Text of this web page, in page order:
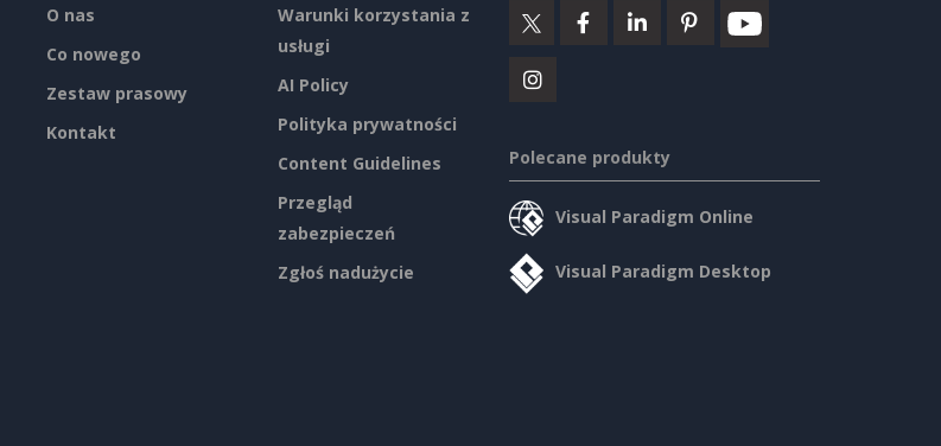
O nas
Co nowego
Zestaw prasowy
Kontakt
Warunki korzystania z
usługi
AI Policy
Polityka prywatności
Content Guidelines
Przegląd
zabezpieczeń
Zgłoś nadużycie
Polecane produkty
Visual Paradigm Online
Visual Paradigm Desktop